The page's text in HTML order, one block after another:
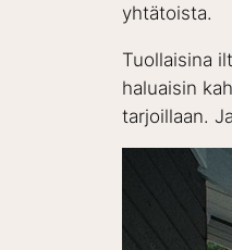
yhtätoista.
Tuollaisina
haluaisin
tarjoillaan.